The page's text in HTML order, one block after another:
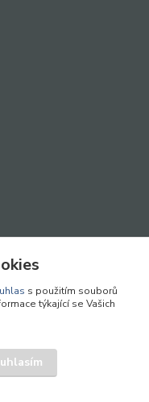
s použitím souborů
týkající se Vašich